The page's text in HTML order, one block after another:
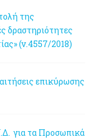
της
δραστηριότητες
(ν.4557/2018)
επικύρωσης
για τα Προσωπικά